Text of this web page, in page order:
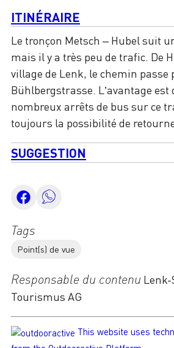
Tags
Point(s) de vue
Responsable du contenu
Tourismus AG
This website uses
ITINÉRAIRE
Le tronçon Metsch – Hubel suit
mais il y a très peu de trafic. De
village de Lenk, le chemin passe
Bühlbergstrasse. L’avantage est
nombreux arrêts de bus sur ce
toujours la possibilité de
SUGGESTION